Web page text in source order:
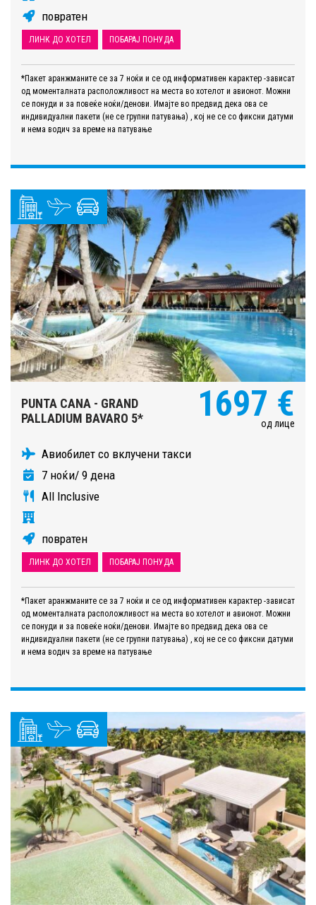
повратен
ЛИНК ДО ХОТЕЛ ПОБАРАЈ ПОНУДА
*Пакет аранжманите се за 7 ноќи и се од информативен карактер -зависат
од моменталната расположливост на места во хотелот и авионот. Можни
се понуди и за повеќе ноќи/денови. Имајте во предвид дека ова се
индивидуални пакети (не се групни патувања) , кој не се со фиксни датуми
и нема водич за време на патување
PUNTA CANA - GRAND
PALLADIUM BAVARO 5*
1697 €
од лице
Авиобилет со вклучени такси
7 ноќи/ 9 дена
All Inclusive
повратен
ЛИНК ДО ХОТЕЛ ПОБАРАЈ ПОНУДА
*Пакет аранжманите се за 7 ноќи и се од информативен карактер -зависат
од моменталната расположливост на места во хотелот и авионот. Можни
се понуди и за повеќе ноќи/денови. Имајте во предвид дека ова се
индивидуални пакети (не се групни патувања) , кој не се со фиксни датуми
и нема водич за време на патување